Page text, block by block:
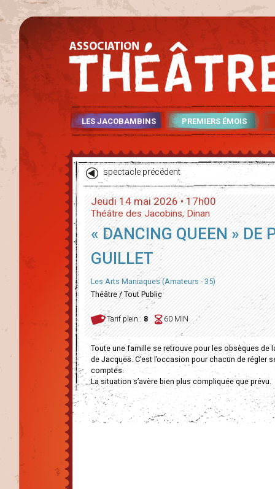
LES JACOBAMBINS PREMIERS ÉMOIS
spectacle précédent
Jeudi 14 mai 2026 • 17h00
Théâtre des Jacobins, Dinan
« DANCING QUEEN » DE
GUILLET
Les Arts Maniaques (Amateurs - 35)
Théâtre / Tout Public
Tarif plein :8 60 MIN
Toute une famille se retrouve pour les obsèques de
de Jacques. C’est l’occasion pour chacun de régler
comptes.
La situation s’avère bien plus compliquée que prévu.